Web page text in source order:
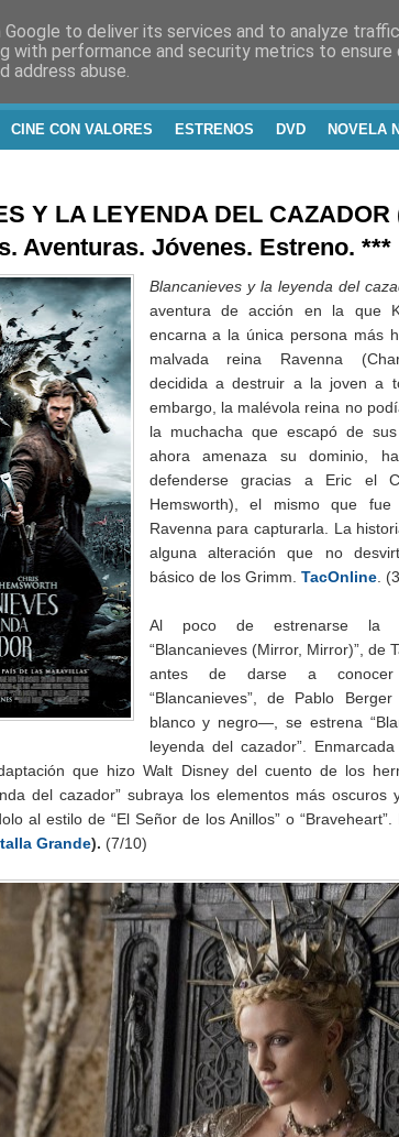
Y VIDA
CINE CON VALORES ESTRENOS DVD NOVELA
Y LA LEYENDA DEL CAZADOR
Aventuras. Jóvenes. Estreno. ***
Blancanieves y la leyenda del
aventura de acción en la que
encarna a la única persona más
malvada reina Ravenna
decidida a destruir a la joven a
embargo, la malévola reina no
la muchacha que escapó de
ahora amenaza su dominio,
defenderse gracias a Eric el
Hemsworth), el mismo que fue
Ravenna para capturarla. La
alguna alteración que no
básico de los Grimm. TacOnline.
Al poco de estrenarse la
“Blancanieves (Mirror, Mirror)”, de
antes de darse a
“Blancanieves”, de Pablo
blanco y negro—, se estrena
leyenda del cazador”.
que hizo Walt Disney del cuento de los
del cazador” subraya los elementos más oscuros
al estilo de “El Señor de los Anillos” o
Grande). (7/10)
to deliver its services and to analyze
with performance and security metrics to
address abuse.